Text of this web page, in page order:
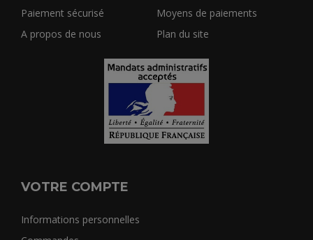
Paiement sécurisé
Moyens de paiements
A propos de nous
Plan du site
VOTRE COMPTE
Informations personnelles